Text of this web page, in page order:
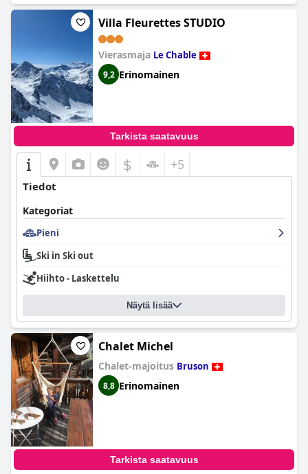
Villa Fleurettes STUDIO
Vierasmaja Le Chable
9,2 Erinomainen
Tarkista saatavuus
$ +5
Tiedot
Kategoriat
Pieni
Ski in Ski out
Hiihto - Laskettelu
Näytä lisää
Chalet Michel
Chalet-majoitus Bruson
8,8 Erinomainen
Tarkista saatavuus